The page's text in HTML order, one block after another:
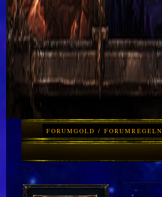
FORUMGOLD / FORUMREGELN